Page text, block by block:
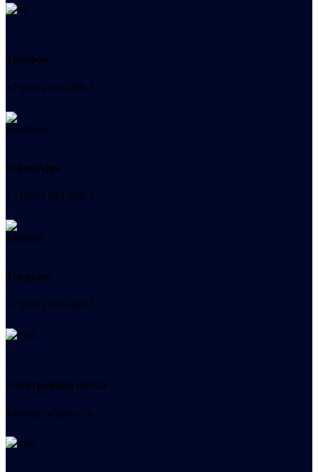
Телефон
+7 (978) 515-999-7
WhatsApp
+7 (978) 515-999-7
Telegram
+7 (978) 515-999-7
Электронная почта
admin@helpsant.ru